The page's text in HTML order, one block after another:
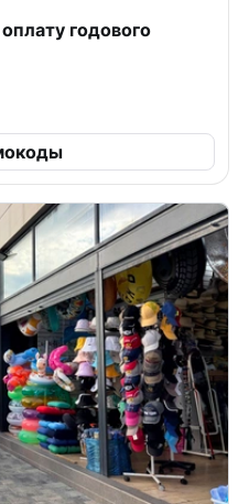
годового